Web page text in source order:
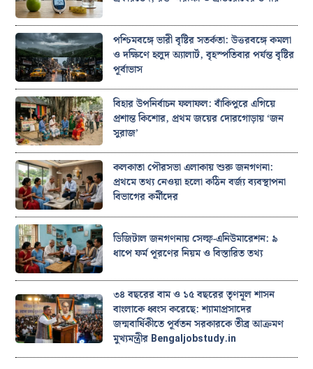
পশ্চিমবঙ্গে ভারী বৃষ্টির সতর্কতা: উত্তরবঙ্গে কমলা
ও দক্ষিণে হলুদ অ্যালার্ট, বৃহস্পতিবার পর্যন্ত বৃষ্টির
পূর্বাভাস
বিহার উপনির্বাচন ফলাফল: বাঁকিপুরে এগিয়ে
প্রশান্ত কিশোর, প্রথম জয়ের দোরগোড়ায় ‘জন
সুরাজ’
কলকাতা পৌরসভা এলাকায় শুরু জনগণনা:
প্রথমে তথ্য নেওয়া হলো কঠিন বর্জ্য ব্যবস্থাপনা
বিভাগের কর্মীদের
ডিজিটাল জনগণনায় সেল্ফ-এনিউমারেশন: ৯
ধাপে ফর্ম পূরণের নিয়ম ও বিস্তারিত তথ্য
৩৪ বছরের বাম ও ১৫ বছরের তৃণমূল শাসন
বাংলাকে ধ্বংস করেছে: শ্যামাপ্রসাদের
জন্মবার্ষিকীতে পূর্বতন সরকারকে তীব্র আক্রমণ
মুখ্যমন্ত্রীর Bengaljobstudy.in